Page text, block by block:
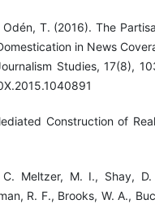
T. (2016). The
in News
Studies, 17(8),
Construction of
Meltzer, M. I., Shay,
R. F., Brooks, W. A.,